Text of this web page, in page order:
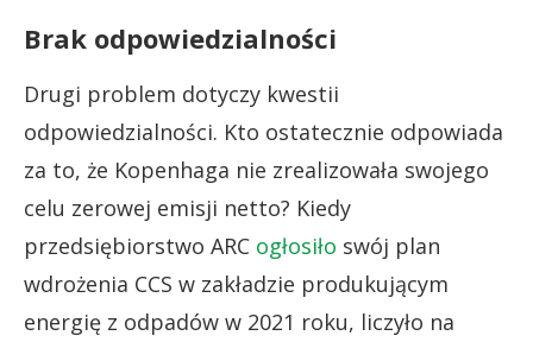
Brak odpowiedzialności
Drugi problem dotyczy kwestii
odpowiedzialności. Kto ostatecznie odpowiada
za to, że Kopenhaga nie zrealizowała swojego
celu zerowej emisji netto? Kiedy
przedsiębiorstwo ARC ogłosiło swój plan
wdrożenia CCS w zakładzie produkującym
energię z odpadów w 2021 roku, liczyło na